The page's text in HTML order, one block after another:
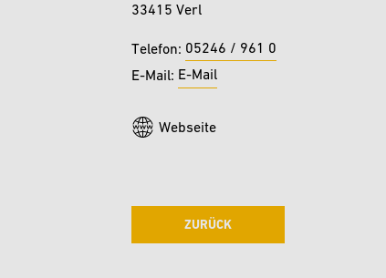
33415 Verl
Telefon: 05246 / 961 0
E-Mail: E-Mail
Webseite
ZURÜCK